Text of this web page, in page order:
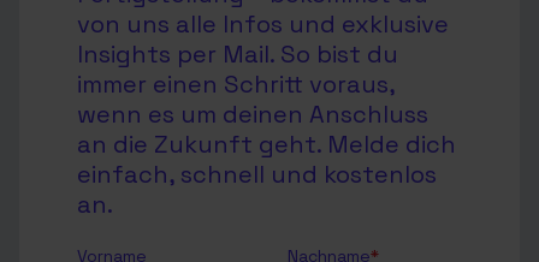
von uns alle Infos und exklusive
Insights per Mail. So bist du
immer einen Schritt voraus,
wenn es um deinen Anschluss
an die Zukunft geht. Melde dich
einfach, schnell und kostenlos
an.
Vorname Nachname*